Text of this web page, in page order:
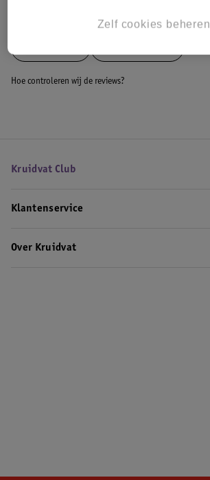
Hoe controleren wij de reviews?
Kruidvat Club
Klantenservice
Over Kruidvat
Zelf cookies beheren